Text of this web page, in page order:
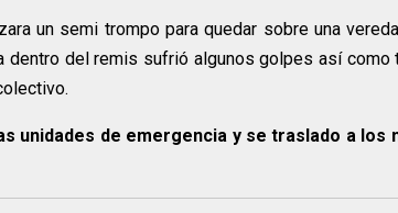
un semi trompo para quedar sobre una
dentro del remis sufrió algunos golpes así como
unidades de emergencia y se traslado a los